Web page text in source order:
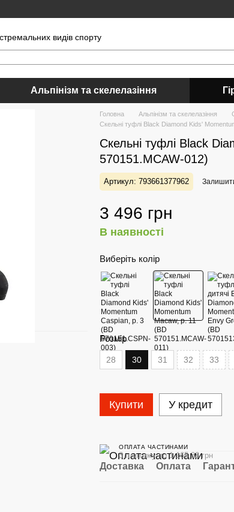
видів спорту
Альпінізм та скелелазіння
Головна Альпінізм та скелелазіння
Скельні туфлі Black Diamond Kids'
Скельні туфлі Black
570151.MCAW-012)
Артикул: 793661377962
3 496 грн
В наявності
Виберіть колір
Розмір
28 30 31 32 33
Купити У кредит
ОПЛАТА ЧАСТИНАМИ
3 платежу по 1 165.33 грн
Доставка Оплата